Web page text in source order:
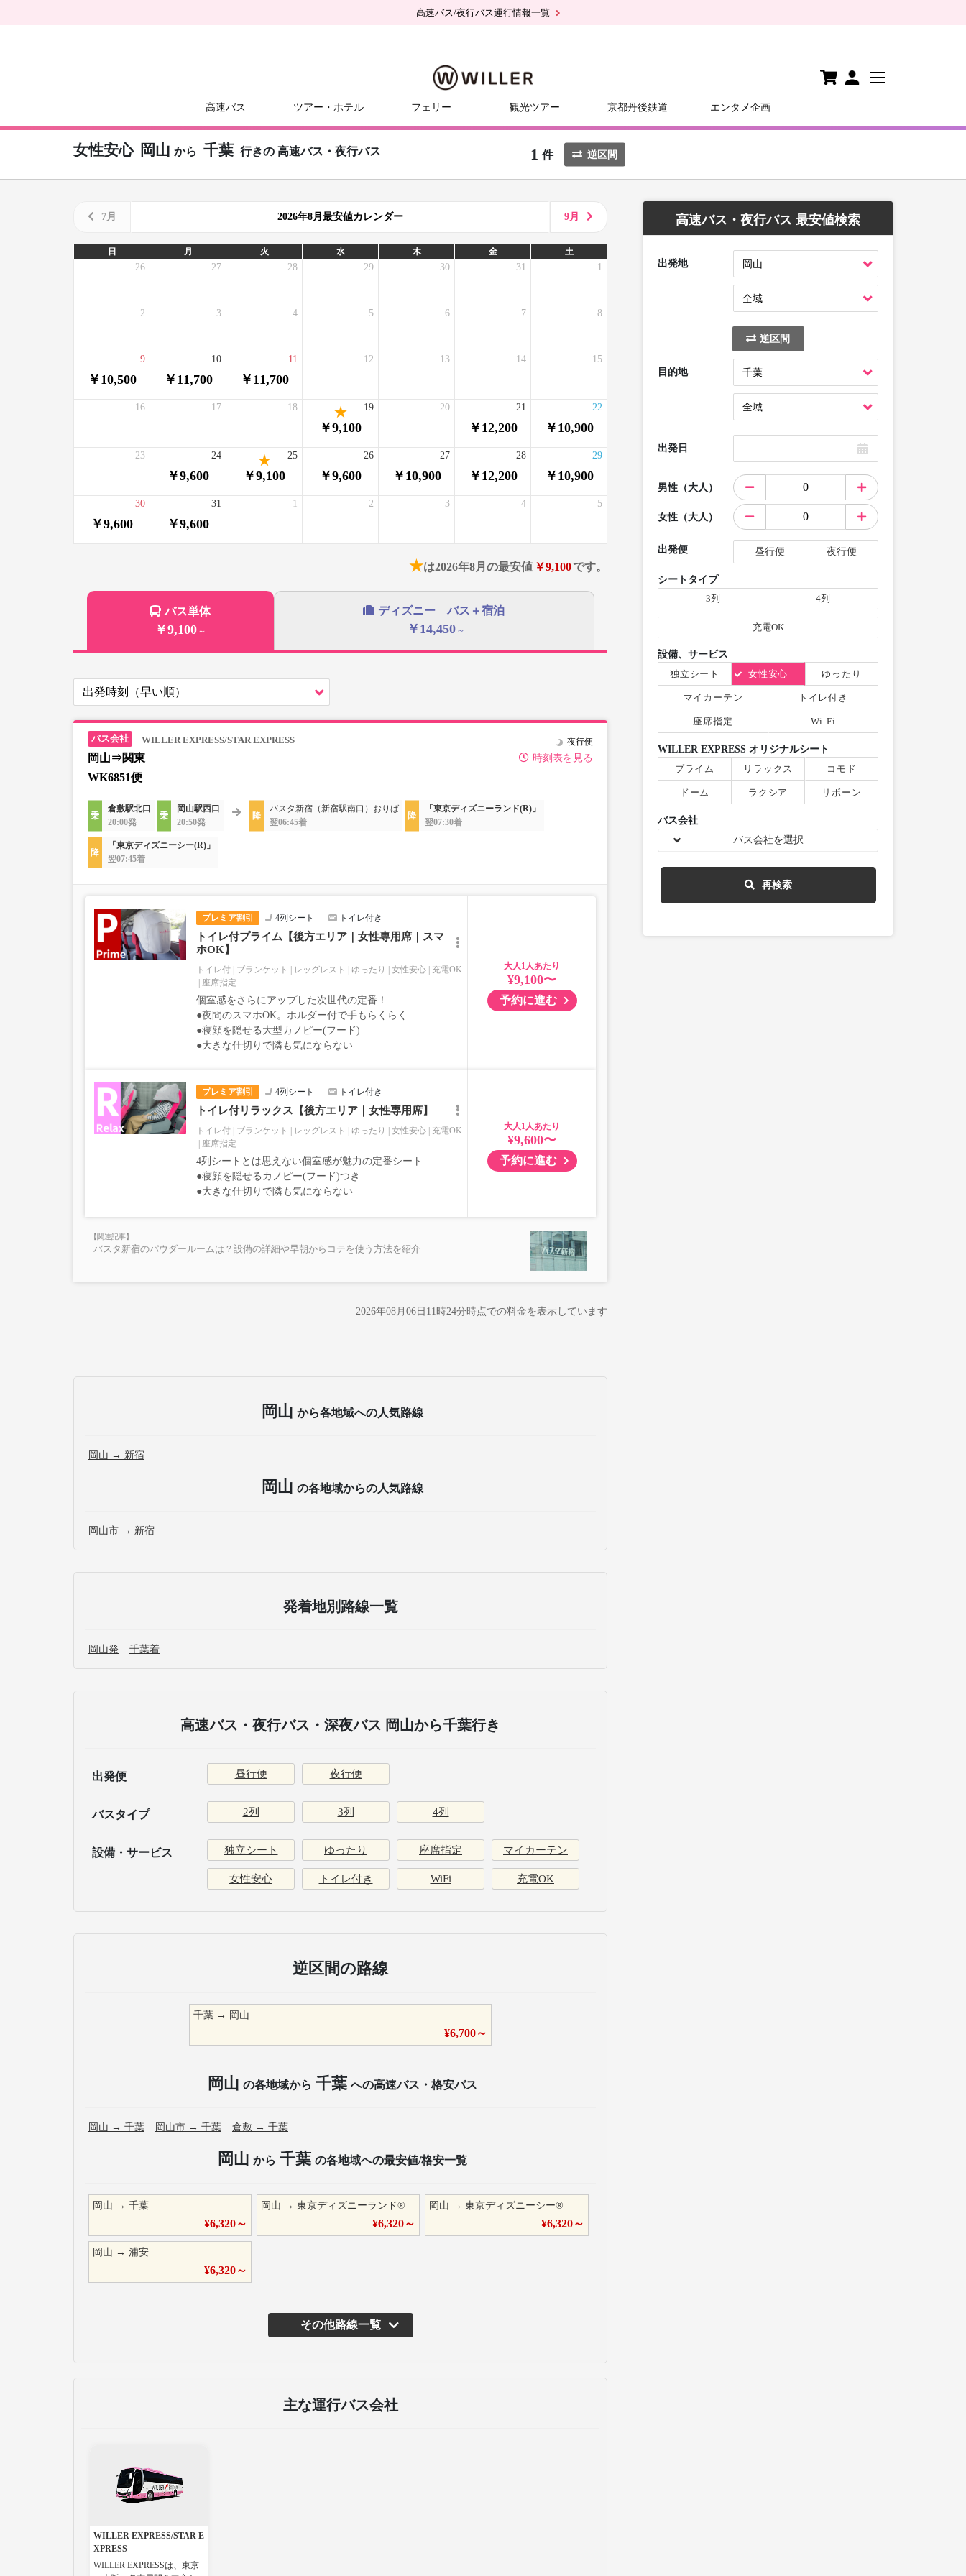
高速バス/夜行バス運行情報一覧
高速バス ツアー・ホテル フェリー 観光ツアー 京都丹後鉄道 エンタメ企画
女性安心 岡山 から 千葉 行きの 高速バス・夜行バス 1 件 逆区間
7月 2026年8月最安値カレンダー 9月
日 月 火 水 木 金 土
26 27 28 29 30 31 1
2 3 4 5 6 7 8
￥10,500
9
￥11,700
10
￥11,700
11 12 13 14 15
16 17 18
￥9,100
19 20
￥12,200
21
￥10,900
22
23
￥9,600
24
￥9,100
25
￥9,600
26
￥10,900
27
￥12,200
28
￥10,900
29
￥9,600
30
￥9,600
31 1 2 3 4 5
★は2026年8月の最安値 ￥9,100です。
バス単体
￥9,100 ～
ディズニー バス＋宿泊
￥14,450 ～
WILLER EXPRESS/STAR EXPRESS
岡山⇒関東
WK6851便
時刻表を見る
夜行便
倉敷駅北口
20:00発
岡山駅西口
20:50発
バスタ新宿（新宿駅南口）おりば
翌06:45着
「東京ディズニーランド(R)」
翌07:30着
「東京ディズニーシー(R)」
翌07:45着
プレミア割引 4列シート トイレ付き
トイレ付プライム【後方エリア｜女性専用席｜スマ
ホOK】
トイレ付 ブランケット レッグレスト ゆったり 女性安心
充電OK
座席指定
個室感をさらにアップした次世代の定番！
●夜間のスマホOK。ホルダー付で手もらくらく
●寝顔を隠せる大型カノピー(フード)
●大きな仕切りで隣も気にならない
大人
¥9,100〜
予約に進む
プレミア割引 4列シート トイレ付き
トイレ付リラックス【後方エリア｜女性専用席】
トイレ付 ブランケット レッグレスト ゆったり 女性安心
充電OK
座席指定
4列シートとは思えない個室感が魅力の定番シート
●寝顔を隠せるカノピー(フード)つき
●大きな仕切りで隣も気にならない
大人
¥9,600〜
予約に進む
バスタ新宿のパウダールームは？設備の詳細や早朝からコテを使う方法を紹介
2026年08月06日11時24分時点での料金を表示しています
岡山 から各地域への人気路線
岡山 → 新宿
岡山 の各地域からの人気路線
岡山市 → 新宿
発着地別路線一覧
岡山発 千葉着
高速バス・夜行バス・深夜バス 岡山から千葉行き
出発便 昼行便 夜行便
バスタイプ 2列 3列 4列
設備・サービス 独立シート ゆったり 座席指定 マイカーテン
女性安心 トイレ付き WiFi 充電OK
逆区間の路線
千葉 → 岡山
¥6,700～
岡山 の各地域から 千葉 への高速バス・格安バス
岡山 → 千葉 岡山市 → 千葉 倉敷 → 千葉
岡山 から 千葉 の各地域への最安値/格安一覧
岡山 → 千葉
¥6,320～
岡山 →東京ディズニーランド®
¥6,320～
岡山 →東京ディズニーシー®
¥6,320～
岡山 → 浦安
¥6,320～
その他路線一覧
主な運行バス会社
WILLER EXPRESS/STAR E
XPRESS
WILLER EXPRESSは、東京
高速バス・夜行バス 最安値検索
出発地
逆区間
目的地
出発日
男性（大人）
女性（大人）
出発便 昼行便 夜行便
シートタイプ
3列
4列
充電OK
設備、サービス
独立シート
女性安心 ゆったり
マイカーテン トイレ付き
座席指定 Wi-Fi
WILLER EXPRESS オリジナルシート
プライム
リラックス コモド
ドーム ラクシア リボーン
バス会社
バス会社を選択
再検索